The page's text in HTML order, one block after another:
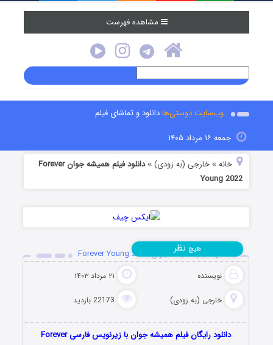
مشاهده فهرست
وب‌سایت دوستی‌هادانلود و تماشای فیلم
جمعه ۱۶ مرداد ۱۴۰۵
خانه »خارجی (به زودی) »
دانلود فیلم همیشه جوان Forever
Young 2022
دانلود فیلم همیشه جوان Forever Young 2022
نویسنده ۲۱ مرداد ۱۴۰۳
خارجی (به زودی) 22173 بازدید
هیچ نظر
دانلود رایگان فیلم همیشه جوان با زیرنویس فارسی Forever